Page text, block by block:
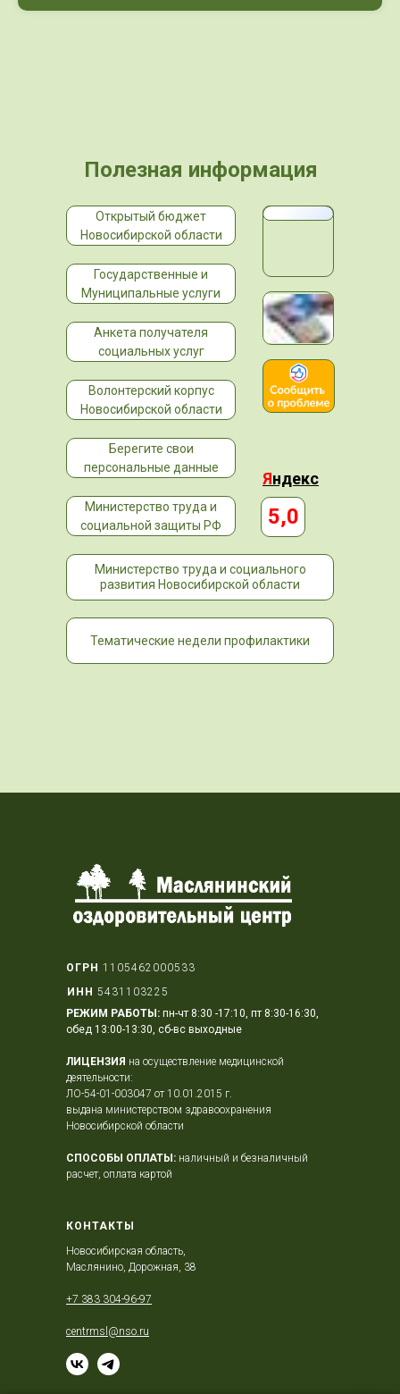
Полезная информация
Открытый бюджет
Новосибирской области
Волонтерский корпус
Новосибирской области
Государственные и
Муниципальные услуги
Берегите свои
персональные данные
Анкета получателя
социальных услуг
Министерство труда и социального
развития Новосибирской области
Министерство труда и
социальной защиты РФ
5,0
Яндекс
Тематические недели профилактики
ОГРН 1105462000533
РЕЖИМ РАБОТЫ: пн-чт 8:30 -17:10, пт 8:30-16:30,
обед 13:00-13:30, сб-вс выходные
ЛИЦЕНЗИЯ на осуществление медицинской
деятельности:
ЛО-54-01-003047 от 10.01.2015 г.
выдана министерством здравоохранения
Новосибирской области
СПОСОБЫ ОПЛАТЫ: наличный и безналичный
расчет, оплата картой
ИНН 5431103225
КОНТАКТЫ
Новосибирская область,
Маслянино, Дорожная, 38
+7 383 304-96-97
centrmsl@nso.ru